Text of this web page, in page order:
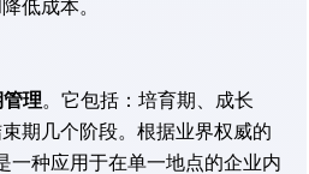
低成本。
理。它包括：培育期、成长
期几个阶段。根据业界权威的
一种应用于在单一地点的企业内